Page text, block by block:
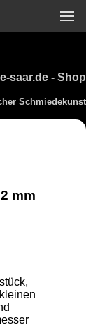
saar.de - Shop
Schmiedekunst
mm